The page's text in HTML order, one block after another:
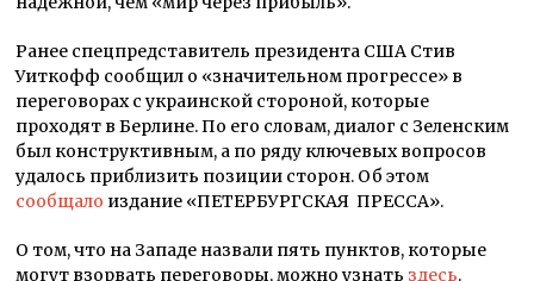
Ранее спецпредставитель президента США Стив
Уиткофф сообщил о «значительном прогрессе» в
переговорах с украинской стороной, которые
проходят в Берлине. По его словам, диалог с Зеленским
был конструктивным, а по ряду ключевых вопросов
удалось приблизить позиции сторон. Об этом
сообщало издание «ПЕТЕРБУРГСКАЯ ПРЕССА».
О том, что на Западе назвали пять пунктов, которые
могут взорвать переговоры, можно узнать здесь.